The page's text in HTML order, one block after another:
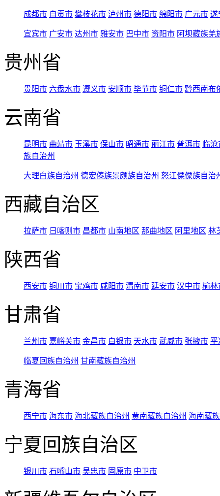
成都市 自贡市 攀枝花市 泸州市 德阳市 绵阳市 广元市 遂
宜宾市 广安市 达州市 雅安市 巴中市 资阳市 阿坝藏族羌
贵州省
贵阳市 六盘水市 遵义市 安顺市 毕节市 铜仁市 黔西南布
云南省
昆明市 曲靖市 玉溪市 保山市 昭通市 丽江市 普洱市 临
族自治州
大理白族自治州 德宏傣族景颇族自治州 怒江傈僳族自治
西藏自治区
拉萨市 日喀则市 昌都市 山南地区 那曲地区 阿里地区 林
陕西省
西安市 铜川市 宝鸡市 咸阳市 渭南市 延安市 汉中市 榆林
甘肃省
兰州市 嘉峪关市 金昌市 白银市 天水市 武威市 张掖市 平
临夏回族自治州 甘南藏族自治州
青海省
西宁市 海东市 海北藏族自治州 黄南藏族自治州 海南藏
宁夏回族自治区
银川市 石嘴山市 吴忠市 固原市 中卫市